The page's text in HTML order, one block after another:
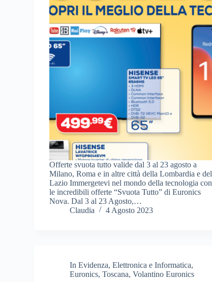
Offerte svuota tutto valide dal 3 al 23 agosto a
Milano, Roma e in altre città della Lombardia e del
Lazio Immergetevi nel mondo della tecnologia con
le incredibili offerte “Svuota Tutto” di Euronics
Nova. Dal 3 al 23 Agosto,…
Claudia
4 Agosto 2023
In Evidenza,Elettronica e Informatica,
Euronics,Toscana,Volantino Euronics